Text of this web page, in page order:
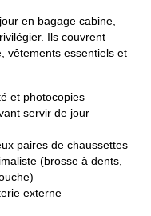
en bagage cabine,
Ils couvrent
vêtements essentiels et
et photocopies
servir de jour
paires de chaussettes
(brosse à dents,
externe